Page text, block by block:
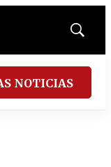
Mostrar
NOTICIAS